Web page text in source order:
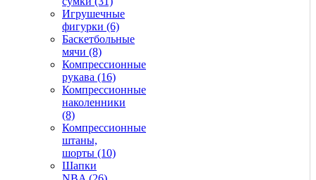
Игрушечные
фигурки (6)
Баскетбольные
мячи (8)
Компрессионные
рукава (16)
Компрессионные
наколенники
(8)
Компрессионные
штаны,
шорты (10)
Шапки